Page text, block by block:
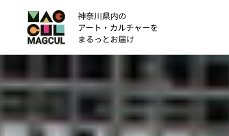
ン
テ
ン
に
ス
キ
ッ